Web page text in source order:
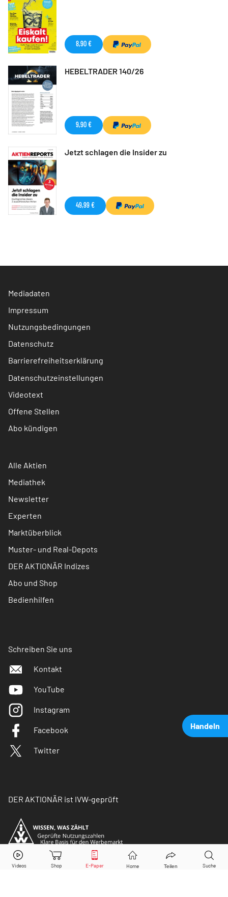
Handeln
AstrazenecaAktie jetzt handeln?
8,90 €
HEBELTRADER 140/26
9,90 €
Jetzt schlagen die Insider zu
49,99 €
Mediadaten
Impressum
Nutzungsbedingungen
Datenschutz
Barrierefreiheitserklärung
Datenschutzeinstellungen
Videotext
Offene Stellen
Abo kündigen
Alle Aktien
Mediathek
Newsletter
Experten
Marktüberblick
Muster- und Real-Depots
DER AKTIONÄR Indizes
Abo und Shop
Bedienhilfen
Schreiben Sie uns
Kontakt
YouTube
Instagram
Facebook
Twitter
DER AKTIONÄR ist IVW-geprüft